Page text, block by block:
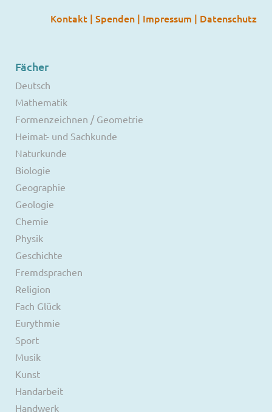
Kontakt | Spenden | Impressum | Datenschutz
Fächer
Deutsch
Mathematik
Formenzeichnen / Geometrie
Heimat- und Sachkunde
Naturkunde
Biologie
Geographie
Geologie
Chemie
Physik
Geschichte
Fremdsprachen
Religion
Fach Glück
Eurythmie
Sport
Musik
Kunst
Handarbeit
Handwerk